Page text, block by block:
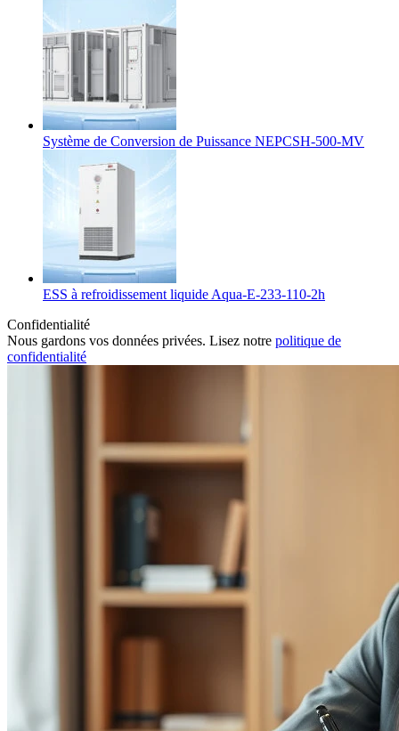
Système de Conversion de Puissance NEPCSH-500-MV
ESS à refroidissement liquide Aqua-E-233-110-2h
Confidentialité
Nous gardons vos données privées. Lisez notre politique de
confidentialité